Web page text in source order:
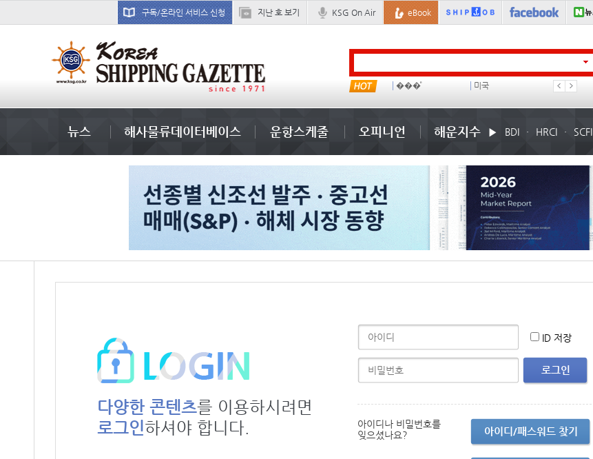
구독/온라인 서비스 신청 지난 호 보기 KSG On Air eBook
냉동 미국 컨테이너 임대사 석도
뉴스 해사물류데이터베이스 운항스케줄 오피니언 해운지수 BDI HRCI SCFI
다양한 콘텐츠를 이용하시려면
로그인하셔야 합니다.
로그인
ID 저장
아이디/패스워드 찾기
아이디나 비밀번호를
잊으셨나요?